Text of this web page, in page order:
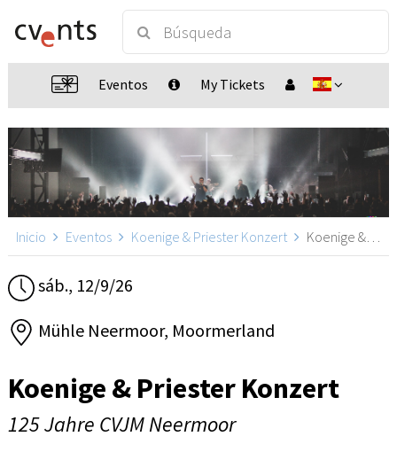
Eventos My Tickets
Inicio Eventos Koenige & Priester Konzert Koenige & Priester Konzert, Moormerland
sáb., 12/9/26
Mühle Neermoor, Moormerland
Koenige & Priester Konzert
125 Jahre CVJM Neermoor